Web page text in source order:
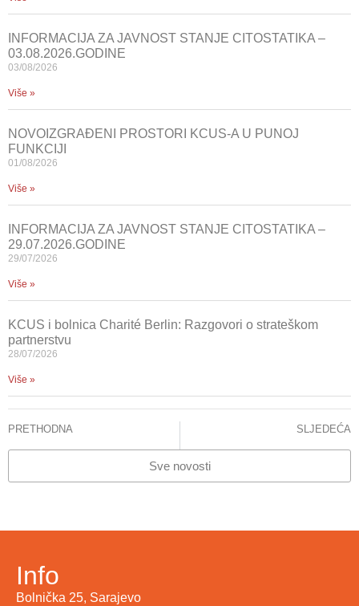
INFORMACIJA ZA JAVNOST STANJE CITOSTATIKA –
03.08.2026.GODINE
03/08/2026
Više »
NOVOIZGRAĐENI PROSTORI KCUS-A U PUNOJ
FUNKCIJI
01/08/2026
Više »
INFORMACIJA ZA JAVNOST STANJE CITOSTATIKA –
29.07.2026.GODINE
29/07/2026
Više »
KCUS i bolnica Charité Berlin: Razgovori o strateškom
partnerstvu
28/07/2026
Više »
PRETHODNA SLJEDEĆA
Sve novosti
Info
Bolnička 25, Sarajevo